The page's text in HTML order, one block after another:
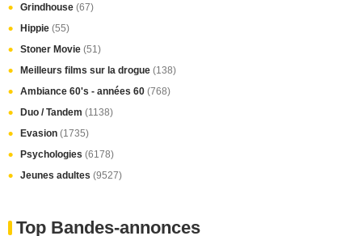
Grindhouse (67)
Hippie (55)
Stoner Movie (51)
Meilleurs films sur la drogue (138)
Ambiance 60's - années 60 (768)
Duo / Tandem (1138)
Evasion (1735)
Psychologies (6178)
Jeunes adultes (9527)
Top Bandes-annonces